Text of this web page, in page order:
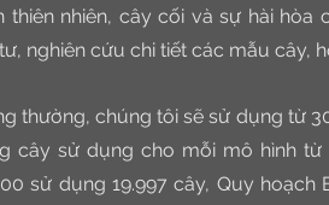
thiên nhiên, cây cối và sự hài
nghiên cứu chi tiết các mẫu cây,
thường, chúng tôi sẽ sử dụng từ
cây sử dụng cho mỗi mô hình từ
sử dụng 19.997 cây, Quy hoạch